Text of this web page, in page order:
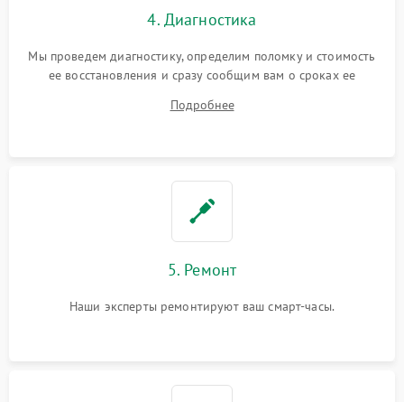
4. Диагностика
Мы проведем диагностику, определим поломку и стоимость
ее восстановления и сразу сообщим вам о сроках ее
Подробнее
5. Ремонт
Наши эксперты ремонтируют ваш смарт-часы.